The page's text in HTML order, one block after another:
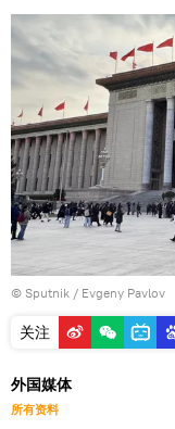
© Sputnik / Evgeny Pavlov
关注
外国媒体
所有资料